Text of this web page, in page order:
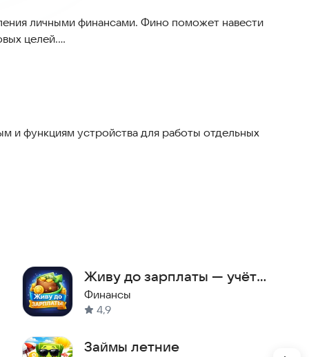
личными финансами. Фино поможет навести
целей.
и функциям устройства для работы отдельных
Живу до зарплаты — учёт
расходов и доходов
Финансы
4,9
Займы летние